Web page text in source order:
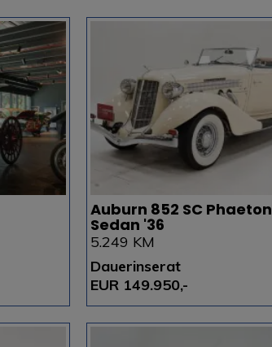
Auburn 852 SC Phaeton
Sedan '36
5.249 KM
Dauerinserat
EUR 149.950,-